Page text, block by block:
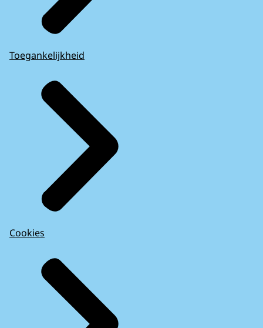
Toegankelijkheid
Cookies